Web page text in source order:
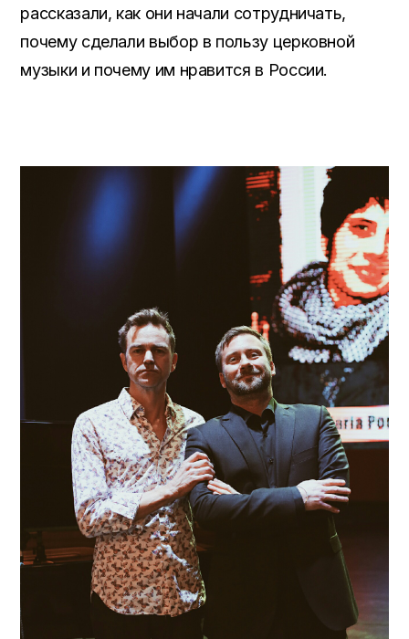
рассказали, как они начали сотрудничать,
почему сделали выбор в пользу церковной
музыки и почему им нравится в России.